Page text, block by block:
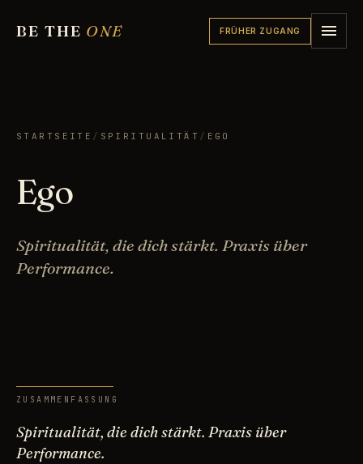
BE THE ONE FRÜHER ZUGANG
STARTSEITE / SPIRITUALITÄT / EGO
Ego
Spiritualität, die dich stärkt. Praxis über
Performance.
ZUSAMMENFASSUNG
Spiritualität, die dich stärkt. Praxis über
Performance.